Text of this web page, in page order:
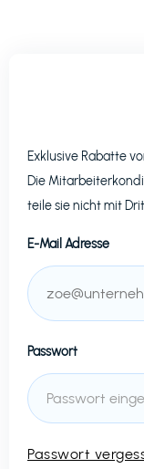
Exklusive Rabatte
Die
teile sie nicht mit
E-Mail Adresse
Passwort
Passwort